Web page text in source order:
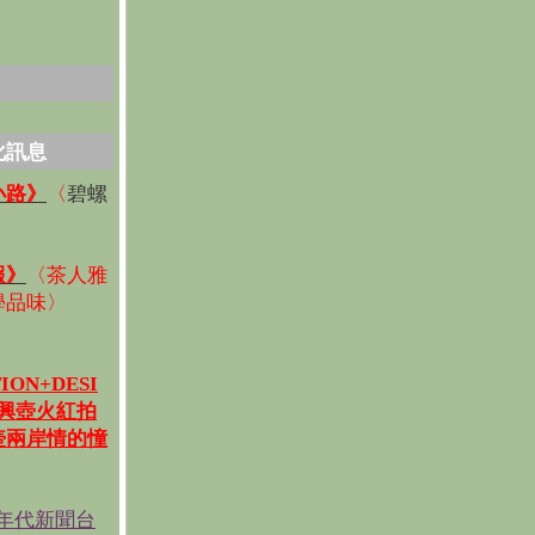
訊息
》 〈碧螺
〈茶人雅
味〉
壺火紅拍
岸情的憧
代新聞台